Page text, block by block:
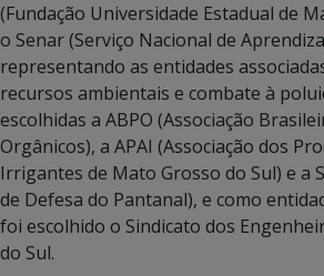
(Fundação Universidade Estadual de
o Senar (Serviço Nacional de
representando as entidades
recursos ambientais e combate à
escolhidas a ABPO (Associação
Orgânicos), a APAI (Associação dos
Irrigantes de Mato Grosso do Sul) e a
de Defesa do Pantanal), e como
foi escolhido o Sindicato dos
do Sul.